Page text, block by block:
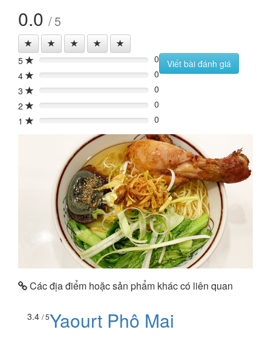
0.0 / 5
5 0%
0
4
0%
0
3
0%
0
2
0%
0
1
0% 0
Viết bài đánh giá
Các địa điểm hoặc sản phẩm khác có liên quan
3.4 / 5Yaourt Phô Mai